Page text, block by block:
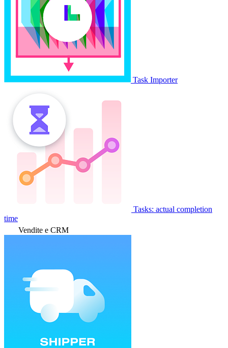
Task Importer
Tasks: actual completion
time
Vendite e CRM